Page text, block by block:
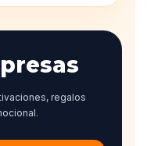
regalos